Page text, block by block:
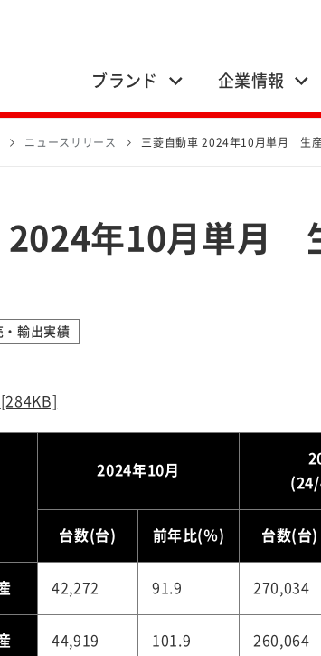
ブランド 企業情報
ニュースリリース 三菱自動車 2024年10月単月 生
2024年10月単月
・輸出実績
[284KB]
2024年10月
台数(台) 前年比(％) 台数(台)
42,272 91.9 270,034
44,919 101.9 260,064